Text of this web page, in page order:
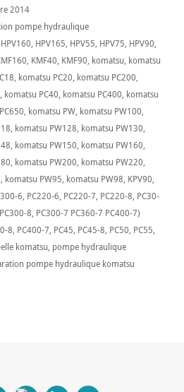
2014
pompe hydraulique
HPV160, HPV165, HPV55, HPV75, HPV90,
, KMF40, KMF90, komatsu, komatsu
, komatsu PC20, komatsu PC200,
, komatsu PC40, komatsu PC400, komatsu
, komatsu PW, komatsu PW100,
, komatsu PW128, komatsu PW130,
, komatsu PW150, komatsu PW160,
, komatsu PW200, komatsu PW220,
, komatsu PW95, komatsu PW98, KPV90,
6, PC220-6, PC220-7, PC220-8, PC30-
8, PC300-7 PC360-7 PC400-7)
8, PC400-7, PC45, PC45-8, PC50, PC55,
komatsu, pompe hydraulique
pompe hydraulique komatsu